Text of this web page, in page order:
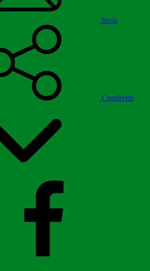
Invia
Condividi